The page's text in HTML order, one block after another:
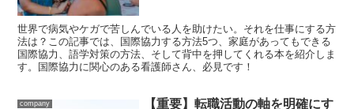
世界で病気やケガで苦しんでいる人を助けたい。それを仕事にする方
法は？この記事では、国際協力する方法5つ、家庭があってもできる
国際協力、語学対策の方法、そして背中を押してくれる本を紹介しま
す。国際協力に関心のある看護師さん、必見です！
company
【重要】転職活動の軸を明確にす